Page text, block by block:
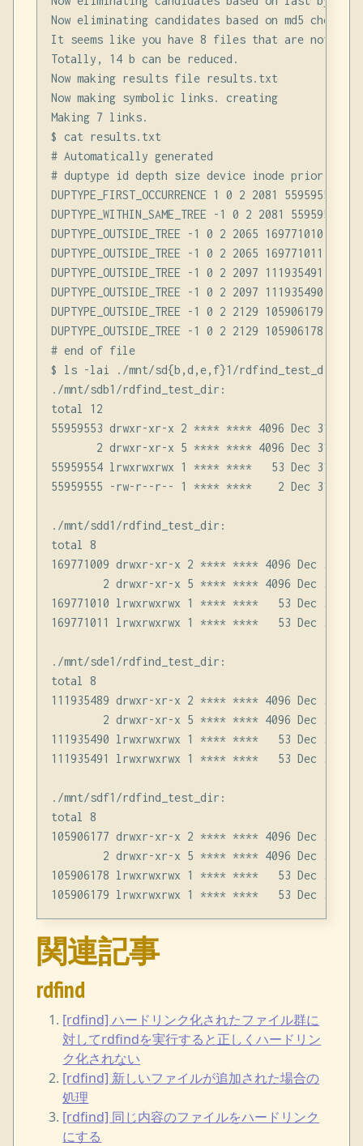
Now eliminating candidates based on md5
It seems like you have 8 files that are not
Totally, 14 b can be reduced.
Now making results file results.txt
Now making symbolic links. creating
Making 7 links.
$ cat results.txt
# Automatically generated
# duptype id depth size device inode priority
DUPTYPE_FIRST_OCCURRENCE 1 0 2 2081
DUPTYPE_WITHIN_SAME_TREE -1 0 2 2081
DUPTYPE_OUTSIDE_TREE -1 0 2 2065
DUPTYPE_OUTSIDE_TREE -1 0 2 2065
DUPTYPE_OUTSIDE_TREE -1 0 2 2097
DUPTYPE_OUTSIDE_TREE -1 0 2 2097
DUPTYPE_OUTSIDE_TREE -1 0 2 2129
DUPTYPE_OUTSIDE_TREE -1 0 2 2129
# end of file
$ ls -lai ./mnt/sd{b,d,e,f}1/rdfind_test_dir
./mnt/sdb1/rdfind_test_dir:
total 12
55959553 drwxr-xr-x 2 **** **** 4096 Dec 31
2 drwxr-xr-x 5 **** **** 4096 Dec 31
55959554 lrwxrwxrwx 1 **** ****   53 Dec 31
55959555 -rw-r--r-- 1 **** ****    2 Dec 31
./mnt/sdd1/rdfind_test_dir:
total 8
169771009 drwxr-xr-x 2 **** **** 4096 Dec 31
2 drwxr-xr-x 5 **** **** 4096 Dec 31
169771010 lrwxrwxrwx 1 **** ****   53 Dec
169771011 lrwxrwxrwx 1 **** ****   53 Dec
./mnt/sde1/rdfind_test_dir:
total 8
111935489 drwxr-xr-x 2 **** **** 4096 Dec 31
2 drwxr-xr-x 5 **** **** 4096 Dec 31
111935490 lrwxrwxrwx 1 **** ****   53 Dec
111935491 lrwxrwxrwx 1 **** ****   53 Dec
./mnt/sdf1/rdfind_test_dir:
total 8
105906177 drwxr-xr-x 2 **** **** 4096 Dec 31
2 drwxr-xr-x 5 **** **** 4096 Dec 31
105906178 lrwxrwxrwx 1 **** ****   53 Dec
関連記事
rdfind
[rdfind] ハードリンク化されたファイル群に
対してrdfindを実行すると正しくハードリン
ク化されない
[rdfind] 新しいファイルが追加された場合の
処理
[rdfind] 同じ内容のファイルをハードリンク
にする